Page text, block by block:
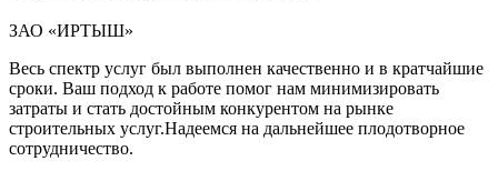
ЗАО «ИРТЫШ»
Весь спектр услуг был выполнен качественно и в кратчайшие
сроки. Ваш подход к работе помог нам минимизировать
затраты и стать достойным конкурентом на рынке
строительных услуг.Надеемся на дальнейшее плодотворное
сотрудничество.